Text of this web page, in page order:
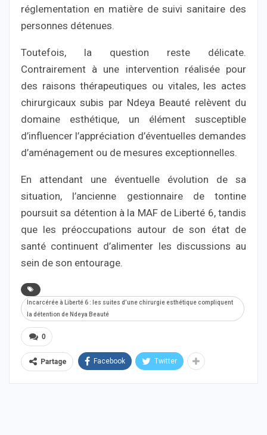
réglementation en matière de suivi sanitaire des
personnes détenues.
Toutefois, la question reste délicate.
Contrairement à une intervention réalisée pour
des raisons thérapeutiques ou vitales, les actes
chirurgicaux subis par Ndeya Beauté relèvent du
domaine esthétique, un élément susceptible
d’influencer l’appréciation d’éventuelles demandes
d’aménagement ou de mesures exceptionnelles.
En attendant une éventuelle évolution de sa
situation, l’ancienne gestionnaire de tontine
poursuit sa détention à la MAF de Liberté 6, tandis
que les préoccupations autour de son état de
santé continuent d’alimenter les discussions au
sein de son entourage.
Incarcérée à Liberté 6 : les suites d’une chirurgie esthétique compliquent
la détention de Ndeya Beauté
0
Partage Facebook Twitter